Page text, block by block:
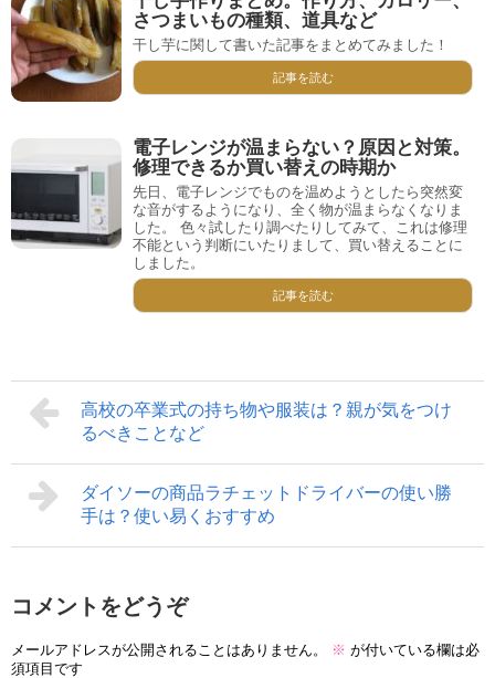
さつまいもの種類、道具など
干し芋に関して書いた記事をまとめてみました！
記事を読む
電子レンジが温まらない？原因と対策。
修理できるか買い替えの時期か
先日、電子レンジでものを温めようとしたら突然変
な音がするようになり、全く物が温まらなくなりま
した。 色々試したり調べたりしてみて、これは修理
不能という判断にいたりまして、買い替えることに
しました。
記事を読む
高校の卒業式の持ち物や服装は？親が気をつけ
るべきことなど
ダイソーの商品ラチェットドライバーの使い勝
手は？使い易くおすすめ
コメントをどうぞ
メールアドレスが公開されることはありません。 ※ が付いている欄は必
須項目です